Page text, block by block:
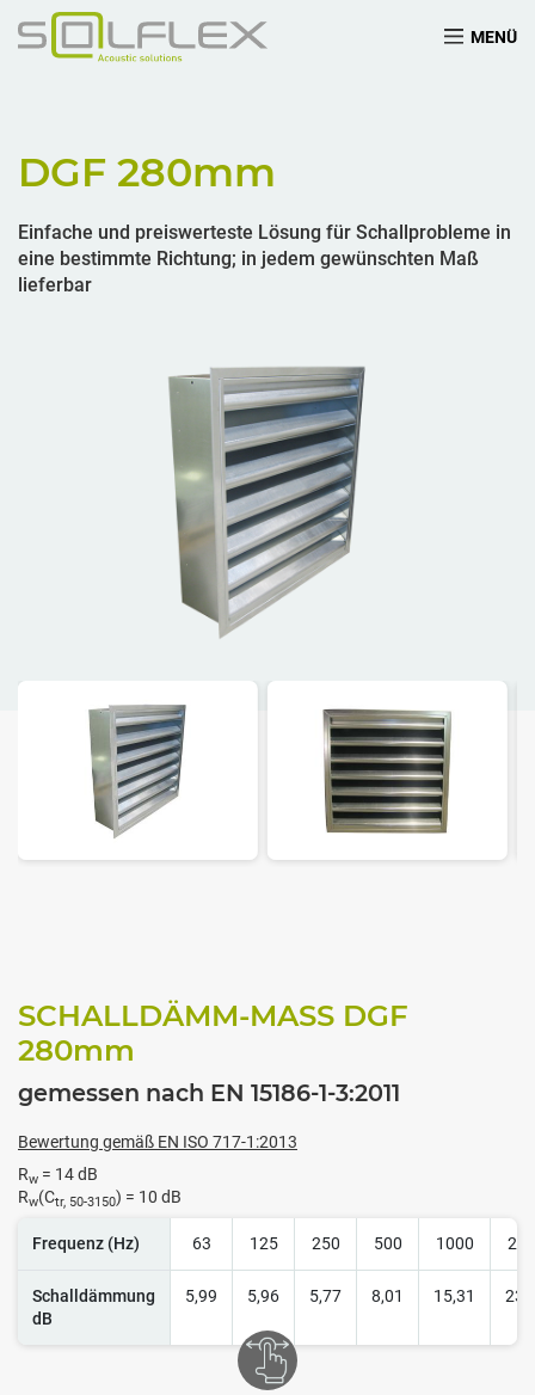
MENÜ
DGF 280mm
Einfache und preiswerteste Lösung für Schallprobleme in
eine bestimmte Richtung; in jedem gewünschten Maß
lieferbar
SCHALLDÄMM-MASS DGF
280mm
gemessen nach EN 15186-1-3:2011
Bewertung gemäß EN ISO 717-1:2013
Rw = 14 dB
Rw(Ctr, 50-3150) = 10 dB
Frequenz (Hz) 63 125 250 500 1000
Schalldämmung
dB
5,99 5,96 5,77 8,01 15,31